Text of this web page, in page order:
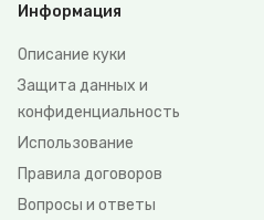
Информация
Описание куки
Защита данных и
конфиденциальность
Использование
Правила договоров
Вопросы и ответы